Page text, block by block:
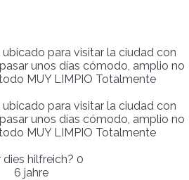
para visitar la ciudad con
unos días cómodo, amplio no
MUY LIMPIO Totalmente
para visitar la ciudad con
unos días cómodo, amplio no
MUY LIMPIO Totalmente
dies hilfreich? 0
6 jahre